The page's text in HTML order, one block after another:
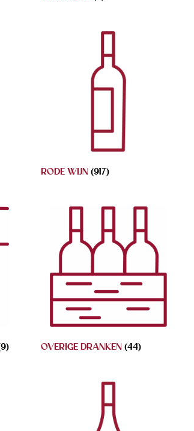
RODE WIJN (917)
OVERIGE DRANKEN (44)